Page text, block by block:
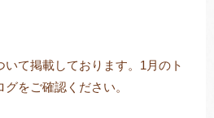
て掲載しております。1月のト
をご確認ください。